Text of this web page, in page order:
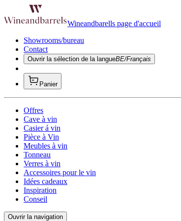
Wineandbarells page d'accueil
Showrooms/bureau
Contact
Ouvrir la sélection de la langueBE/Français
Panier
Offres
Cave à vin
Casier á vin
Pièce à Vin
Meubles à vin
Tonneau
Verres à vin
Accessoires pour le vin
Idées cadeaux
Inspiration
Conseil
Ouvrir la navigation